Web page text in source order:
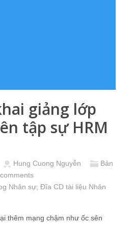
giảng lớp
tập sự HRM
Hung Cuong Nguyễn
Bản
Nhân sự; Đĩa CD tài liệu Nhân
thêm mạng chậm như ốc sên